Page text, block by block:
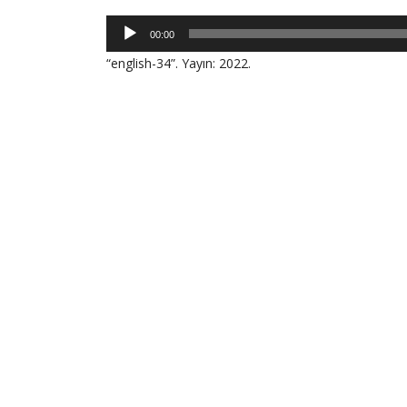
Ses
oynatıcı00:00
“english-34”. Yayın: 2022.